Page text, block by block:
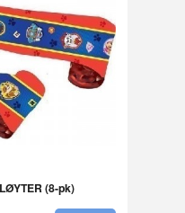
(8-pk)